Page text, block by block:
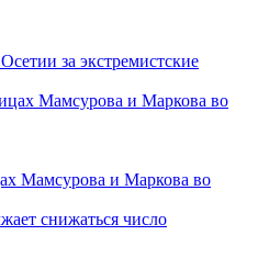
за экстремистские
Мамсурова и Маркова во